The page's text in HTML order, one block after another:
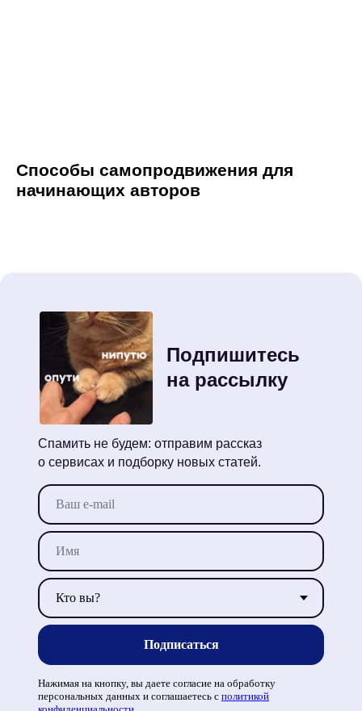
Способы самопродвижения для
начинающих авторов
Подпишитесь
на рассылку
Подписаться
Нажимая на кнопку, вы даете согласие на обработку
персональных данных и соглашаетесь c политикой
Спамить не будем: отправим рассказ
о сервисах и подборку новых статей.